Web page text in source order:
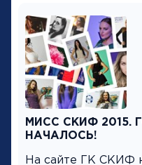
МИСС СКИФ 2015.
НАЧАЛОСЬ!
На сайте ГК СКИФ